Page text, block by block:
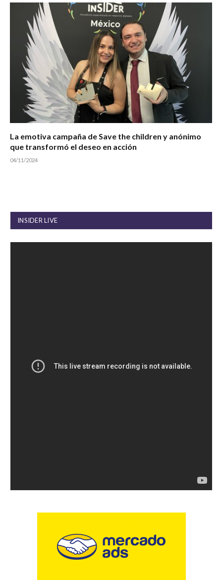
La emotiva campaña de Save the children y anónimo
que transformó el deseo en acción
04/11/2024
INSIDER LIVE